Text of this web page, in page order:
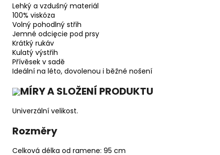
Lehký a vzdušný materiál
100% viskóza
Volný pohodlný střih
Jemné odcięcie pod prsy
Krátký rukáv
Kulatý výstřih
Přívěsek v sadě
Ideální na léto, dovolenou i běžné nošení
MÍRY A SLOŽENÍ PRODUKTU
Univerzální velikost.
Rozměry
Celková délka od ramene: 95 cm